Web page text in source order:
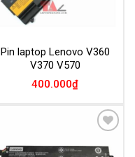
Pin laptop Lenovo V360
V370 V570
400.000₫
Wishlist